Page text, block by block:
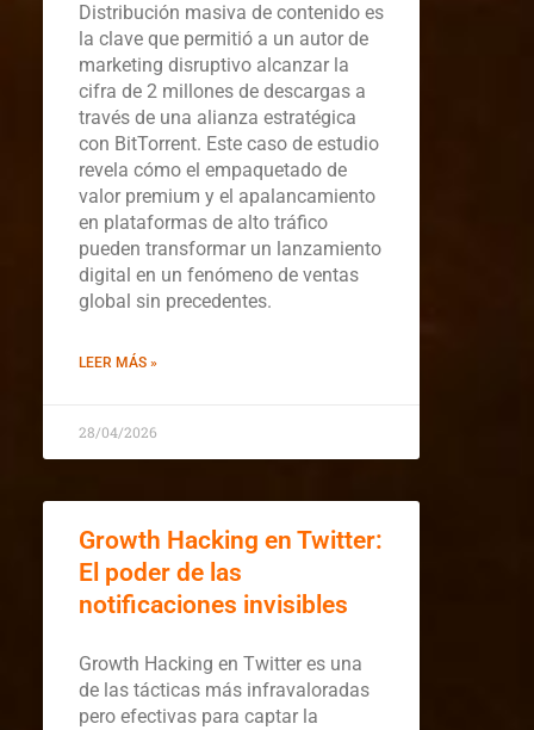
Distribución masiva de contenido es
la clave que permitió a un autor de
marketing disruptivo alcanzar la
cifra de 2 millones de descargas a
través de una alianza estratégica
con BitTorrent. Este caso de estudio
revela cómo el empaquetado de
valor premium y el apalancamiento
en plataformas de alto tráfico
pueden transformar un lanzamiento
digital en un fenómeno de ventas
global sin precedentes.
LEER MÁS »
28/04/2026
Growth Hacking en Twitter:
El poder de las
notificaciones invisibles
Growth Hacking en Twitter es una
de las tácticas más infravaloradas
pero efectivas para captar la